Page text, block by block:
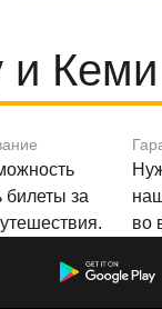
и Кеми
билеты за
во